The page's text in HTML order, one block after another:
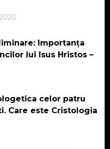
Importanța
lui Isus Hristos –
celor patru
Care este Cristologia